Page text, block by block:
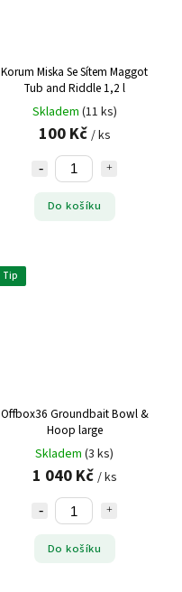
Korum Miska Se Sítem Maggot
Tub and Riddle 1,2 l
Skladem (11 ks)
100 Kč / ks
Do košíku
Tip
Offbox36 Groundbait Bowl &
Hoop large
Skladem (3 ks)
1 040 Kč / ks
Do košíku